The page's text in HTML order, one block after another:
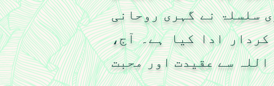
سلسلۃ نے گہری روحانی
ادا کیا ہے۔ آج،
سے عقیدت اور محبت